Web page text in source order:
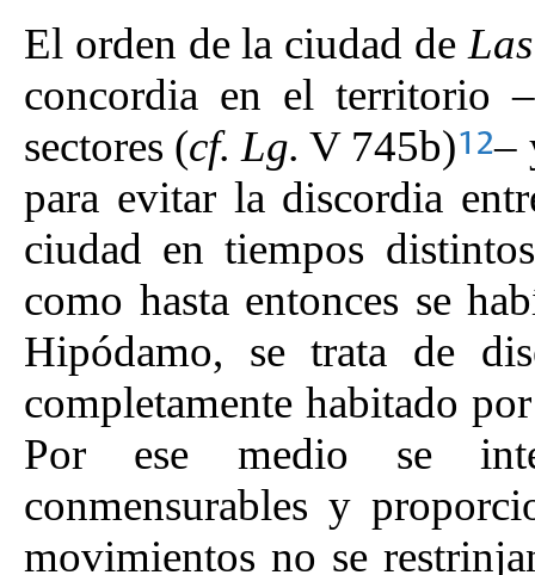
El orden de la ciudad de
concordia en el territorio
sectores (cf. Lg. V 745b)12–
para evitar la discordia
ciudad en tiempos
como hasta entonces se
Hipódamo, se trata de
completamente habitado
Por ese medio se
conmensurables y
movimientos no se